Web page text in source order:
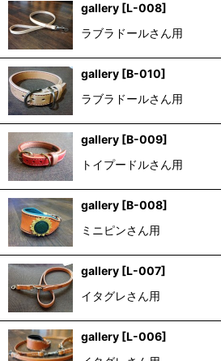
gallery [L-008]
ラブラドールさん用
gallery [B-010]
ラブラドールさん用
gallery [B-009]
トイプードルさん用
gallery [B-008]
ミニピンさん用
gallery [L-007]
イタグレさん用
gallery [L-006]